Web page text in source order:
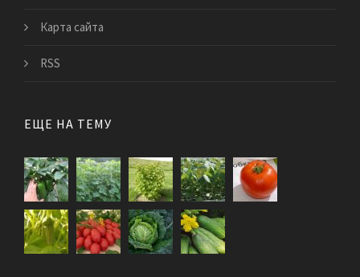
Карта сайта
RSS
ЕЩЕ НА ТЕМУ